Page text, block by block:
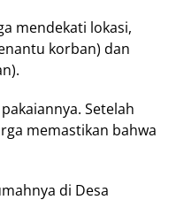
mendekati lokasi,
korban) dan
Setelah
memastikan bahwa
di Desa